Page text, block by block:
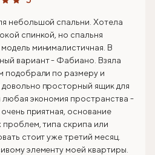
небольшой спальни. Хотела
спинкой, но спальня
минималистичная. В
вариант - Фабиано. Взяла
подобрали по размеру и
просторный ящик для
любая экономия пространства -
приятная, основание
проблем, типа скрипа или
стоит уже третий месяц.
элементу моей квартиры.